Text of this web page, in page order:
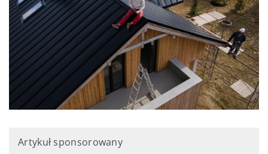
Artykuł sponsorowany